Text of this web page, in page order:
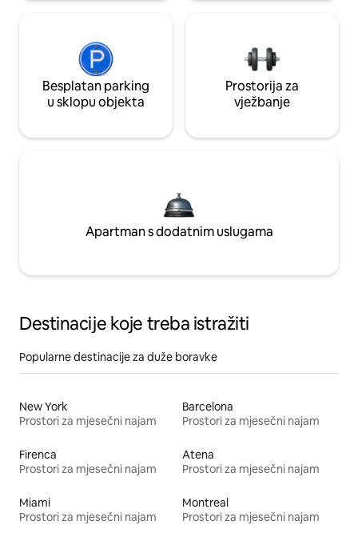
Besplatan parking
u sklopu objekta
Prostorija za
vježbanje
Apartman s dodatnim uslugama
Destinacije koje treba istražiti
Popularne destinacije za duže boravke
New York
Prostori za mjesečni najam
Barcelona
Prostori za mjesečni najam
Firenca
Prostori za mjesečni najam
Atena
Prostori za mjesečni najam
Miami
Prostori za mjesečni najam
Montreal
Prostori za mjesečni najam